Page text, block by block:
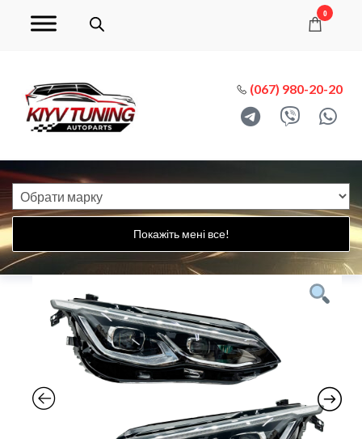
0
(067) 980-20-20
Покажіть мені все!